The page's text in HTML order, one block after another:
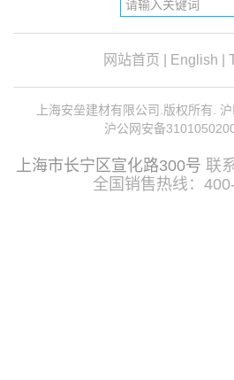
网站首页 English
上海安垒建材有限公司.版权所有.
沪公网安备
上海市长宁区宣化路300号 联
全国销售热线：